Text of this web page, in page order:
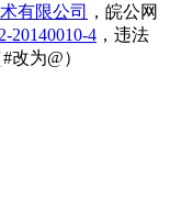
有限公司
，皖公网
20140010-4 ，违法
改为@）